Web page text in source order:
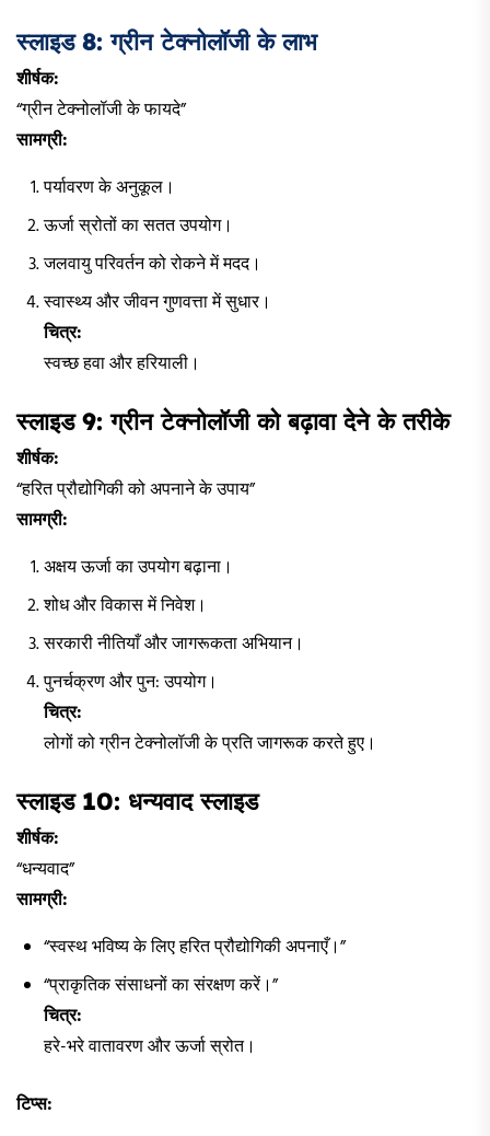
स्लाइड 8: ग्रीन टेक्नोलॉजी के लाभ
शीर्षक:
“ग्रीन टेक्नोलॉजी के फायदे”
सामग्री:
पर्यावरण के अनुकूल।
ऊर्जा स्रोतों का सतत उपयोग।
जलवायु परिवर्तन को रोकने में मदद।
स्वास्थ्य और जीवन गुणवत्ता में सुधार।
चित्र:
स्वच्छ हवा और हरियाली।
स्लाइड 9: ग्रीन टेक्नोलॉजी को बढ़ावा देने के तरीके
शीर्षक:
“हरित प्रौद्योगिकी को अपनाने के उपाय”
सामग्री:
अक्षय ऊर्जा का उपयोग बढ़ाना।
शोध और विकास में निवेश।
सरकारी नीतियाँ और जागरूकता अभियान।
पुनर्चक्रण और पुन: उपयोग।
चित्र:
लोगों को ग्रीन टेक्नोलॉजी के प्रति जागरूक करते हुए।
स्लाइड 10: धन्यवाद स्लाइड
शीर्षक:
“धन्यवाद”
सामग्री:
“स्वस्थ भविष्य के लिए हरित प्रौद्योगिकी अपनाएँ।”
“प्राकृतिक संसाधनों का संरक्षण करें।”
चित्र:
हरे-भरे वातावरण और ऊर्जा स्रोत।
टिप्स: